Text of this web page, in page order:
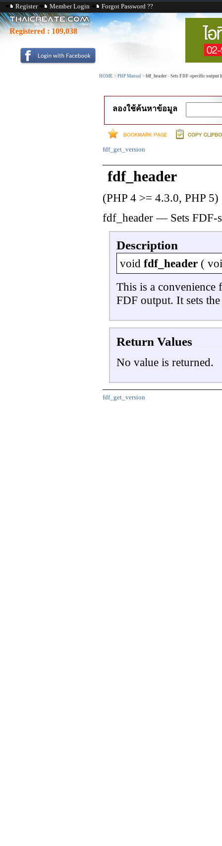
Register Member Login Forgot Password ??
Registered : 109,038
HOME > PHP Manual > fdf_header - Sets FDF-specific output
ลองใช้ค้นหาข้อมูล
fdf_get_version
fdf_header
(PHP 4 >= 4.3.0, PHP 5)
fdf_header— Sets FDF-
Description
void fdf_header (
This is a convenience
FDF output. It sets
Return Values
No value is returned.
fdf_get_version